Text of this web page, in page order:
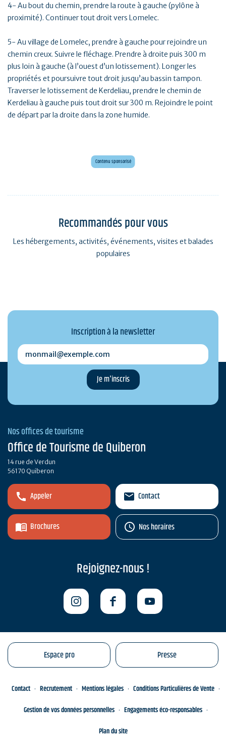
4- Au bout du chemin, prendre la route à gauche (pylône à
proximité). Continuer tout droit vers Lomelec.
5- Au village de Lomelec, prendre à gauche pour rejoindre un
chemin creux. Suivre le fléchage. Prendre à droite puis 300 m
plus loin à gauche (à l’ouest d’un lotissement). Longer les
propriétés et poursuivre tout droit jusqu’au bassin tampon.
Traverser le lotissement de Kerdeliau, prendre le chemin de
Kerdeliau à gauche puis tout droit sur 300 m. Rejoindre le point
de départ par la droite dans la zone humide.
Contenu sponsorisé
Maxi mini golf 26 trous à deux pas de l'océan
Recommandés pour vous
Les hébergements, activités, événements, visites et balades
populaires
Inscription à la newsletter
monmail@exemple.com
Nos offices de tourisme
Office de Tourisme de Quiberon
14 rue de Verdun
56170 Quiberon
Appeler
Brochures
Contact
Nos horaires
Rejoignez-nous !
Espace pro Presse
Contact Recrutement Mentions légales
Conditions Particulières de Vente
Gestion de vos données personnelles
Engagements éco-responsables
Plan du site